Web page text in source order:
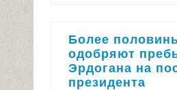
Более
одобряют
Эрдогана на
президента